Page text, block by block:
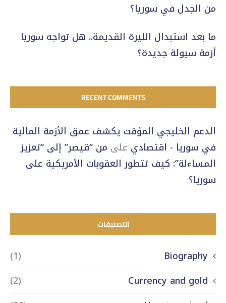
من الجدل في سوريا؟
ما بعد استبدال الليرة القديمة.. هل تواجه سوريا
أزمة سيولة جديدة؟
RECENT COMMENTS
الدعم الخليجي المؤقت يكشف عمق الأزمة المالية
في سوريا - اقتصادي على من “قيصر” إلى “تعزيز
المساءلة”: كيف تتطور العقوبات الأمريكية على
سوريا؟
التصنيفات
Biography
(1)
Currency and gold
(2)